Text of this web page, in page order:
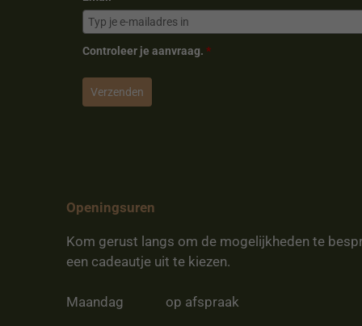
Controleer je aanvraag. *
Verzenden
Openingsuren
Kom gerust langs om de mogelijkheden te
een cadeautje uit te kiezen.
Maandag op afspraak